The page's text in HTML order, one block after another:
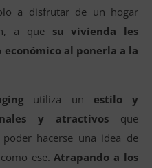
a disfrutar de un hogar
a que su vivienda les
al ponerla a la
utiliza un estilo y
y atractivos que
hacerse una idea de
ese.Atrapando a los